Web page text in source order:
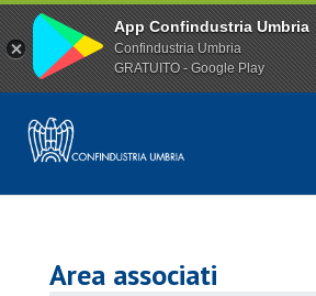
Area associati
App Confindustria Umbria
Confindustria Umbria
GRATUITO - Google Play